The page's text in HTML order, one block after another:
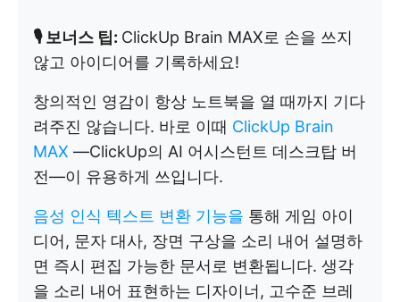
🎙️ 보너스 팁: ClickUp Brain MAX로 손을 쓰지
않고 아이디어를 기록하세요!
창의적인 영감이 항상 노트북을 열 때까지 기다
려주진 않습니다. 바로 이때 ClickUp Brain
MAX —ClickUp의 AI 어시스턴트 데스크탑 버
전—이 유용하게 쓰입니다.
음성 인식 텍스트 변환 기능을 통해 게임 아이
디어, 문자 대사, 장면 구상을 소리 내어 설명하
면 즉시 편집 가능한 문서로 변환됩니다. 생각
을 소리 내어 표현하는 디자이너, 고수준 브레